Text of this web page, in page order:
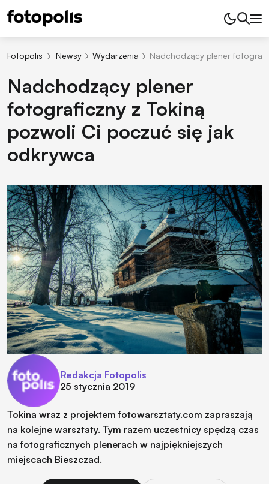
Fotopolis Newsy Wydarzenia Nadchodzący plener
Nadchodzący plener
fotograficzny z Tokiną
pozwoli Ci poczuć się jak
odkrywca
Redakcja Fotopolis
25 stycznia 2019
Tokina wraz z projektem fotowarsztaty.com zapraszają
na kolejne warsztaty. Tym razem uczestnicy spędzą czas
na fotograficznych plenerach w najpiękniejszych
miejscach Bieszczad.